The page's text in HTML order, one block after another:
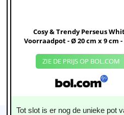
Cosy & Trendy Perseus
Voorraadpot - Ø 20 cm x 9 cm -
ZIE DE PRIJS OP BOL.COM
Tot slot is er nog de unieke pot